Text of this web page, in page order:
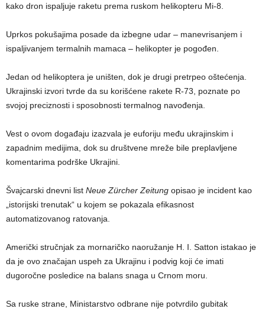
kako dron ispaljuje raketu prema ruskom helikopteru Mi-8.
Uprkos pokušajima posade da izbegne udar – manevrisanjem i
ispaljivanjem termalnih mamaca – helikopter je pogođen.
Jedan od helikoptera je uništen, dok je drugi pretrpeo oštećenja.
Ukrajinski izvori tvrde da su korišćene rakete R-73, poznate po
svojoj preciznosti i sposobnosti termalnog navođenja.
Vest o ovom događaju izazvala je euforiju među ukrajinskim i
zapadnim medijima, dok su društvene mreže bile preplavljene
komentarima podrške Ukrajini.
Švajcarski dnevni list Neue Zürcher Zeitung opisao je incident kao
„istorijski trenutak“ u kojem se pokazala efikasnost
automatizovanog ratovanja.
Američki stručnjak za mornaričko naoružanje H. I. Satton istakao je
da je ovo značajan uspeh za Ukrajinu i podvig koji će imati
dugoročne posledice na balans snaga u Crnom moru.
Sa ruske strane, Ministarstvo odbrane nije potvrdilo gubitak